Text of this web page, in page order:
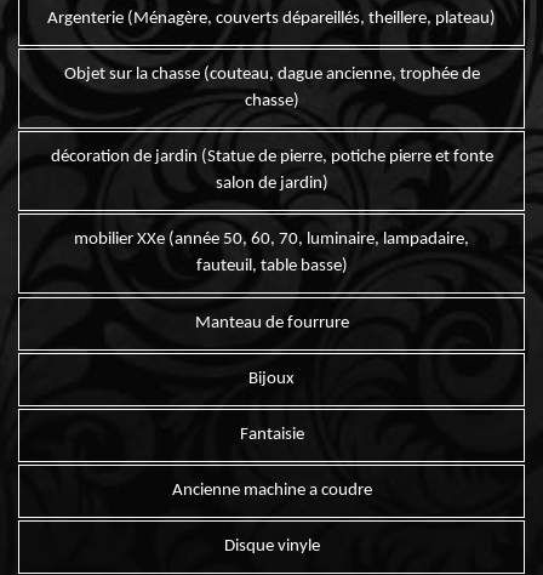
Argenterie (Ménagère, couverts dépareillés, theillere, plateau)
Objet sur la chasse (couteau, dague ancienne, trophée de
chasse)
décoration de jardin (Statue de pierre, potiche pierre et fonte
salon de jardin)
mobilier XXe (année 50, 60, 70, luminaire, lampadaire,
fauteuil, table basse)
Manteau de fourrure
Bijoux
Fantaisie
Ancienne machine a coudre
Disque vinyle